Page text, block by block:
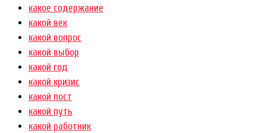
какое содержание
какой век
какой вопрос
какой выбор
какой год
какой кризис
какой пост
какой путь
какой работник